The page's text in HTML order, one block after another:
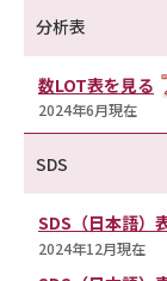
分析表
数LOT表を見る
2024年6月現在
SDS
SDS（日本語）
2024年12月現在